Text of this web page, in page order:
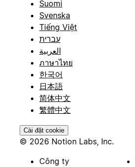
Suomi
Svenska
Tiếng Việt
עברית
العربية
ภาษาไทย
한국어
日本語
简体中文
繁體中文
Cài đặt cookie
© 2026 Notion Labs, Inc.
Công ty